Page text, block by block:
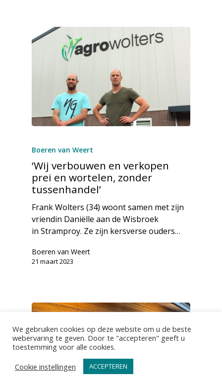
Boeren van Weert
‘Wij verbouwen en verkopen
prei en wortelen, zonder
tussenhandel’
Frank Wolters (34) woont samen met zijn
vriendin Daniëlle aan de Wisbroek
in Stramproy. Ze zijn kersverse ouders…
Boeren van Weert
21 maart 2023
We gebruiken cookies op deze website om u de beste
webervaring te geven. Door te "accepteren" geeft u
toestemming voor alle cookies.
Cookie instellingen
ACCEPTEREN